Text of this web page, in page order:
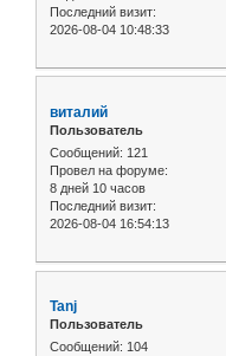
Последний визит:
2026-08-04 10:48:33
виталий
Пользователь
Сообщений: 121
Провел на форуме:
8 дней 10 часов
Последний визит:
2026-08-04 16:54:13
Tanj
Пользователь
Сообщений: 104